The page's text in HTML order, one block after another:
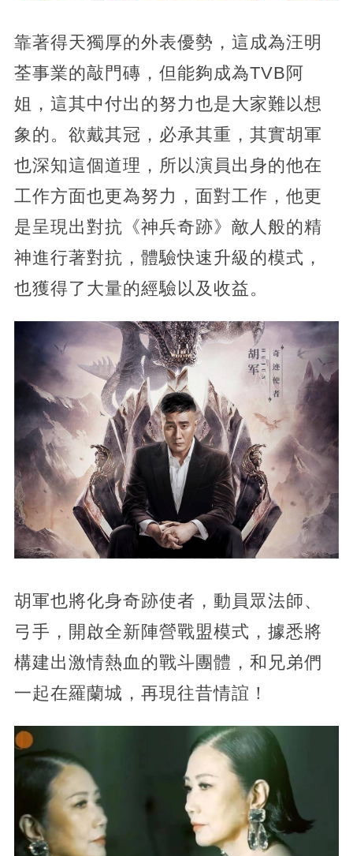
靠著得天獨厚的外表優勢，這成為汪明
荃事業的敲門磚，但能夠成為TVB阿
姐，這其中付出的努力也是大家難以想
象的。欲戴其冠，必承其重，其實胡軍
也深知這個道理，所以演員出身的他在
工作方面也更為努力，面對工作，他更
是呈現出對抗《神兵奇跡》敵人般的精
神進行著對抗，體驗快速升級的模式，
也獲得了大量的經驗以及收益。
胡軍也將化身奇跡使者，動員眾法師、
弓手，開啟全新陣營戰盟模式，據悉將
構建出激情熱血的戰斗團體，和兄弟們
一起在羅蘭城，再現往昔情誼！